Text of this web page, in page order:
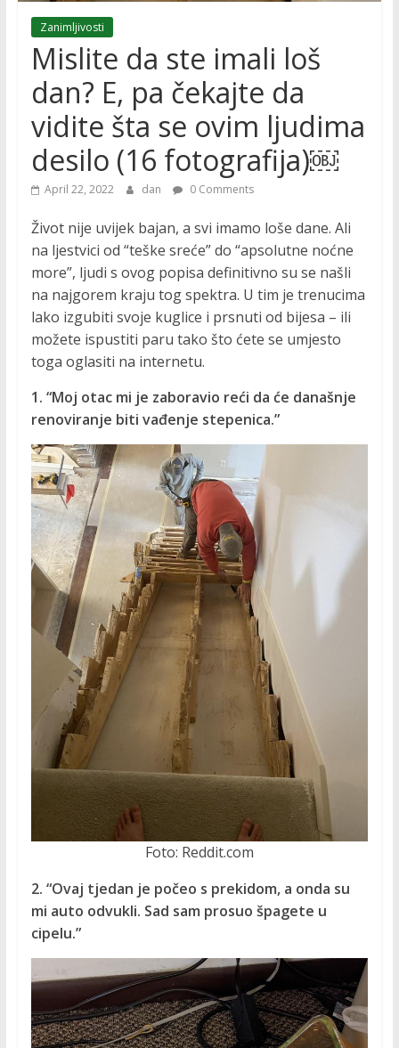
Zanimljivosti
Mislite da ste imali loš
dan? E, pa čekajte da
vidite šta se ovim ljudima
desilo (16 fotografija)￼
April 22, 2022 dan 0 Comments
Život nije uvijek bajan, a svi imamo loše dane. Ali
na ljestvici od “teške sreće” do “apsolutne noćne
more”, ljudi s ovog popisa definitivno su se našli
na najgorem kraju tog spektra. U tim je trenucima
lako izgubiti svoje kuglice i prsnuti od bijesa – ili
možete ispustiti paru tako što ćete se umjesto
toga oglasiti na internetu.
1. “Moj otac mi je zaboravio reći da će današnje
renoviranje biti vađenje stepenica.”
Foto: Reddit.com
2. “Ovaj tjedan je počeo s prekidom, a onda su
mi auto odvukli. Sad sam prosuo špagete u
cipelu.”